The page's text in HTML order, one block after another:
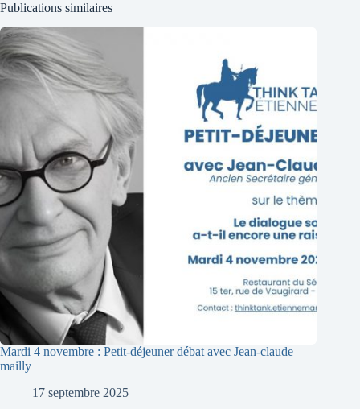
Publications similaires
Mardi 4 novembre : Petit-déjeuner débat avec Jean-claude
mailly
17 septembre 2025